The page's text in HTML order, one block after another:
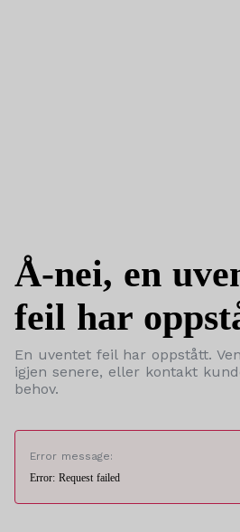
Å-nei, en
feil har
En uventet feil har oppstått.
igjen senere, eller kontakt
behov.
Error message:
Error: Request failed